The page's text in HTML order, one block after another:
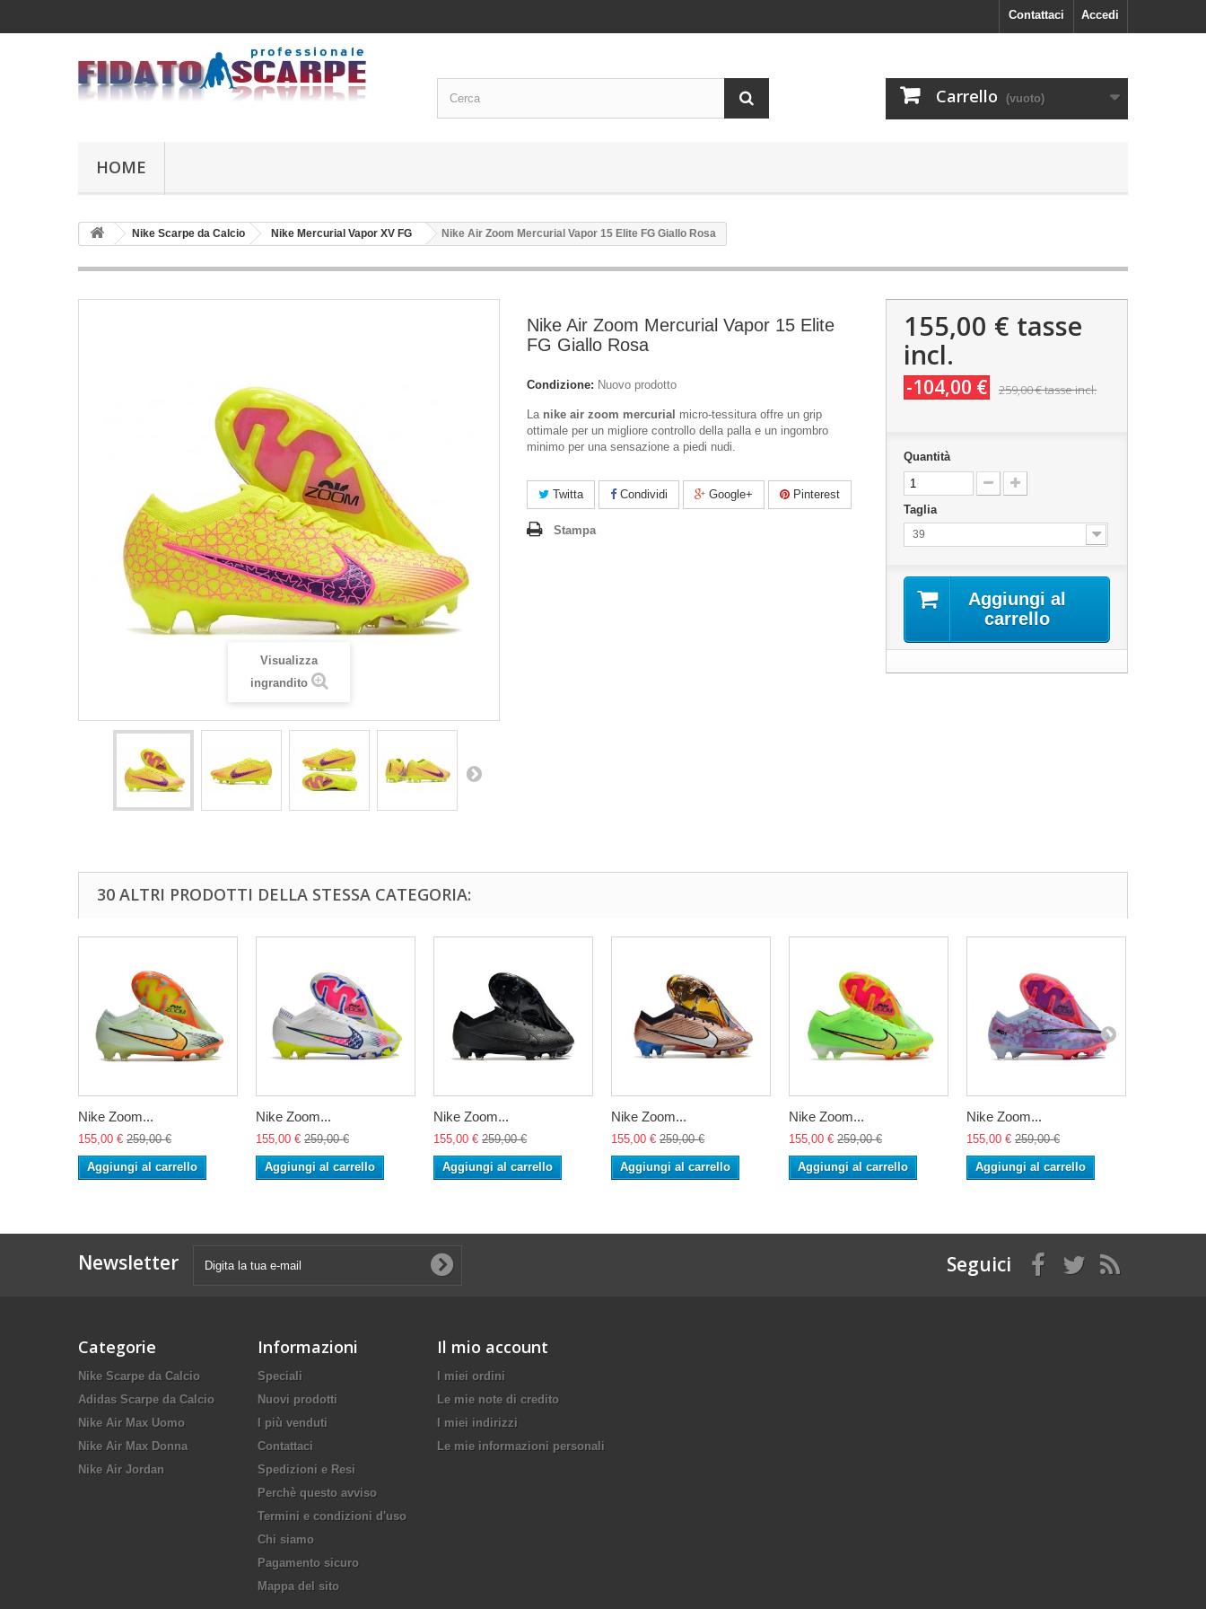
Accedi
Contattaci
Carrello (vuoto)
HOME
Nike Scarpe da Calcio Nike Mercurial Vapor XV FG Nike Air Zoom Mercurial Vapor 15 Elite FG Giallo Rosa
Visualizza
ingrandito
Nike Air Zoom Mercurial Vapor 15 Elite
FG Giallo Rosa
Condizione: Nuovo prodotto
La nike air zoom mercurial micro-tessitura offre un grip
ottimale per un migliore controllo della palla e un ingombro
minimo per una sensazione a piedi nudi.
Twitta Condividi Google+ Pinterest
Stampa
155,00 € tasse
incl.
-104,00 € 259,00 €tasse incl.
Quantità
Taglia
39
Aggiungi al
carrello
30 ALTRI PRODOTTI DELLA STESSA CATEGORIA:
Nike Zoom...
155,00 € 259,00 €
Aggiungi al carrello
Nike Zoom...
155,00 € 259,00 €
Aggiungi al carrello
Nike Zoom...
155,00 € 259,00 €
Aggiungi al carrello
Nike Zoom...
155,00 € 259,00 €
Aggiungi al carrello
Nike Zoom...
155,00 € 259,00 €
Aggiungi al carrello
Nike Zoom...
155,00 € 259,00 €
Aggiungi al carrello
Newsletter Seguici
Categorie
Nike Scarpe da Calcio
Adidas Scarpe da Calcio
Nike Air Max Uomo
Nike Air Max Donna
Nike Air Jordan
Informazioni
Speciali
Nuovi prodotti
I più venduti
Contattaci
Spedizioni e Resi
Perchè questo avviso
Termini e condizioni d'uso
Chi siamo
Pagamento sicuro
Mappa del sito
Il mio account
I miei ordini
Le mie note di credito
I miei indirizzi
Le mie informazioni personali